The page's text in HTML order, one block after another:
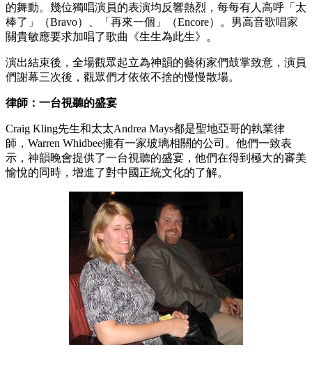
的舞動。幾位獨唱演員的表演均反響熱烈，每每有人高呼「太
棒了」（Bravo）、「再來一個」（Encore）。男高音歌唱家
關貴敏應要求加唱了歌曲《生生為此生》。
演出結束後，全場觀眾起立為神韻的藝術家們鼓掌致意，演員
們謝幕三次後，觀眾們才依依不捨的慢慢散場。
律師：一台視聽的盛宴
Craig Kling先生和太太Andrea Mays都是聖地亞哥的執業律
師，Warren Whidbee擁有一家玻璃相關的公司。他們一致表
示，神韻晚會提供了一台視聽的盛宴，他們在得到極大的審美
愉悅的同時，增進了對中國正統文化的了解。